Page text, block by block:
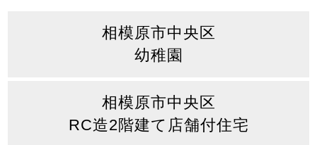
相模原市中央区
幼稚園
相模原市中央区
RC造2階建て店舗付住宅